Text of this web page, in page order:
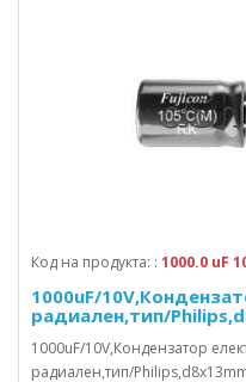
Код на продукта: : 1000.0 uF
1000uF/
радиален,тип/
1000uF/10V,Кондензатор
радиален,тип/